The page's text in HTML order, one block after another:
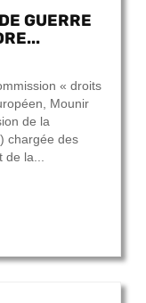
GUERRE
« droits
Mounir
de la
chargée des
de la...